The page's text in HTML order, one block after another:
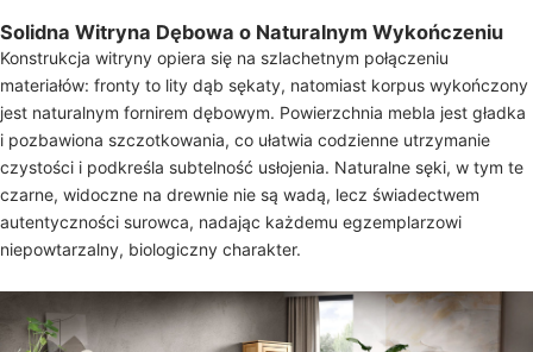
Solidna Witryna Dębowa o Naturalnym Wykończeniu
Konstrukcja witryny opiera się na szlachetnym połączeniu
materiałów: fronty to lity dąb sękaty, natomiast korpus wykończony
jest naturalnym fornirem dębowym. Powierzchnia mebla jest gładka
i pozbawiona szczotkowania, co ułatwia codzienne utrzymanie
czystości i podkreśla subtelność usłojenia. Naturalne sęki, w tym te
czarne, widoczne na drewnie nie są wadą, lecz świadectwem
autentyczności surowca, nadając każdemu egzemplarzowi
niepowtarzalny, biologiczny charakter.